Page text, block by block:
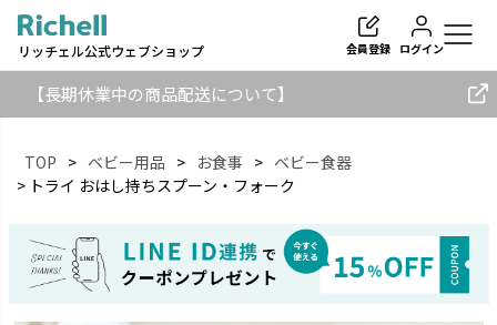
リッチェル公式ウェブショップ 会員登録 ログイン
【長期休業中の商品配送について】
TOP ベビー用品 お食事
ベビー食器
トライ おはし持ちスプーン・フォーク